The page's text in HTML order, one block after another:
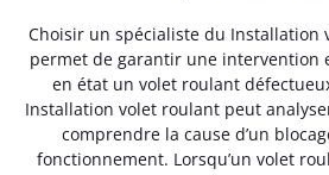
Choisir un spécialiste du Installation
permet de garantir une intervention
en état un volet roulant
Installation volet roulant peut
comprendre la cause d’un
fonctionnement. Lorsqu’un volet